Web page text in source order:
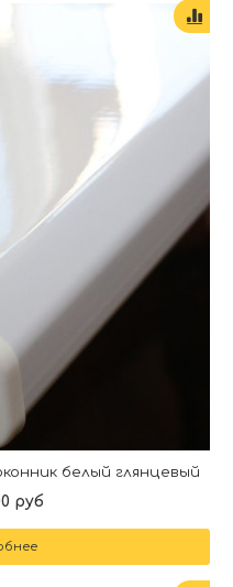
белый глянцевый
руб